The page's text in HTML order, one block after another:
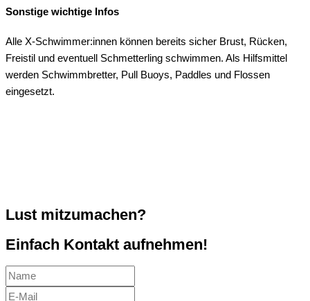
Sonstige wichtige Infos
Alle X-Schwimmer:innen können bereits sicher Brust, Rücken,
Freistil und eventuell Schmetterling schwimmen. Als Hilfsmittel
werden Schwimmbretter, Pull Buoys, Paddles und Flossen
eingesetzt.
Lust mitzumachen?
Einfach Kontakt aufnehmen!